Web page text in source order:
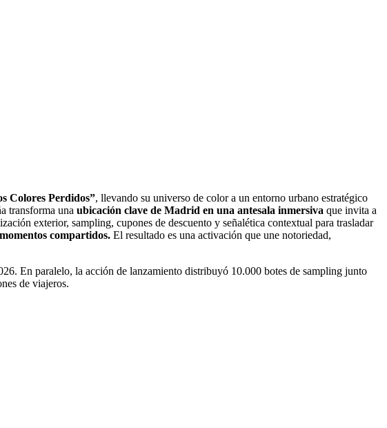
Colores Perdidos”, llevando su universo de color a un entorno urbano estratégico
transforma una ubicación clave de Madrid en una antesala inmersiva que invita a
exterior, sampling, cupones de descuento y señalética contextual para trasladar
compartidos. El resultado es una activación que une notoriedad,
En paralelo, la acción de lanzamiento distribuyó 10.000 botes de sampling junto
de viajeros.